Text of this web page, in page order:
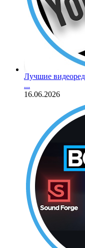
Лучшие
...
16.06.2026